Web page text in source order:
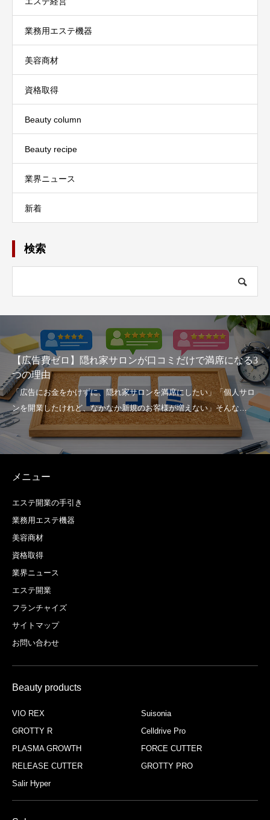
業務用エステ機器
美容商材
資格取得
Beauty column
Beauty recipe
業界ニュース
新着
検索
家賃・人件費に圧迫されない！ 2026年に選ぶべき「シェ
アサロン」を活用したローリスク開業
メニュー
エステ開業の手引き
業務用エステ機器
美容商材
資格取得
業界ニュース
エステ開業
フランチャイズ
サイトマップ
お問い合わせ
Beauty products
VIO REX
Suisonia
GROTTY R
Celldrive Pro
PLASMA GROWTH
FORCE CUTTER
RELEASE CUTTER
GROTTY PRO
Salir Hyper